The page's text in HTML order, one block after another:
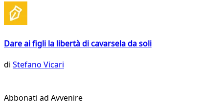
Dare ai figli la libertà di cavarsela da soli
di Stefano Vicari
Abbonati ad Avvenire